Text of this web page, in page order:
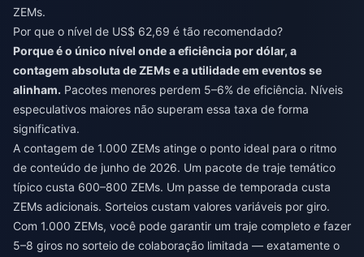
ZEMs.
Por que o nível de US$ 62,69 é tão recomendado?
Porque é o único nível onde a eficiência por dólar, a
contagem absoluta de ZEMs e a utilidade em eventos se
alinham. Pacotes menores perdem 5–6% de eficiência. Níveis
especulativos maiores não superam essa taxa de forma
significativa.
A contagem de 1.000 ZEMs atinge o ponto ideal para o ritmo
de conteúdo de junho de 2026. Um pacote de traje temático
típico custa 600–800 ZEMs. Um passe de temporada custa
ZEMs adicionais. Sorteios custam valores variáveis por giro.
Com 1.000 ZEMs, você pode garantir um traje completo e fazer
5–8 giros no sorteio de colaboração limitada — exatamente o